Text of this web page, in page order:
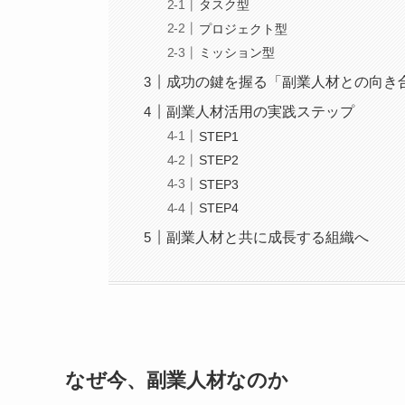
タスク型
プロジェクト型
ミッション型
成功の鍵を握る「副業人材との向き
副業人材活用の実践ステップ
STEP1
STEP2
STEP3
STEP4
副業人材と共に成長する組織へ
なぜ今、副業人材なのか